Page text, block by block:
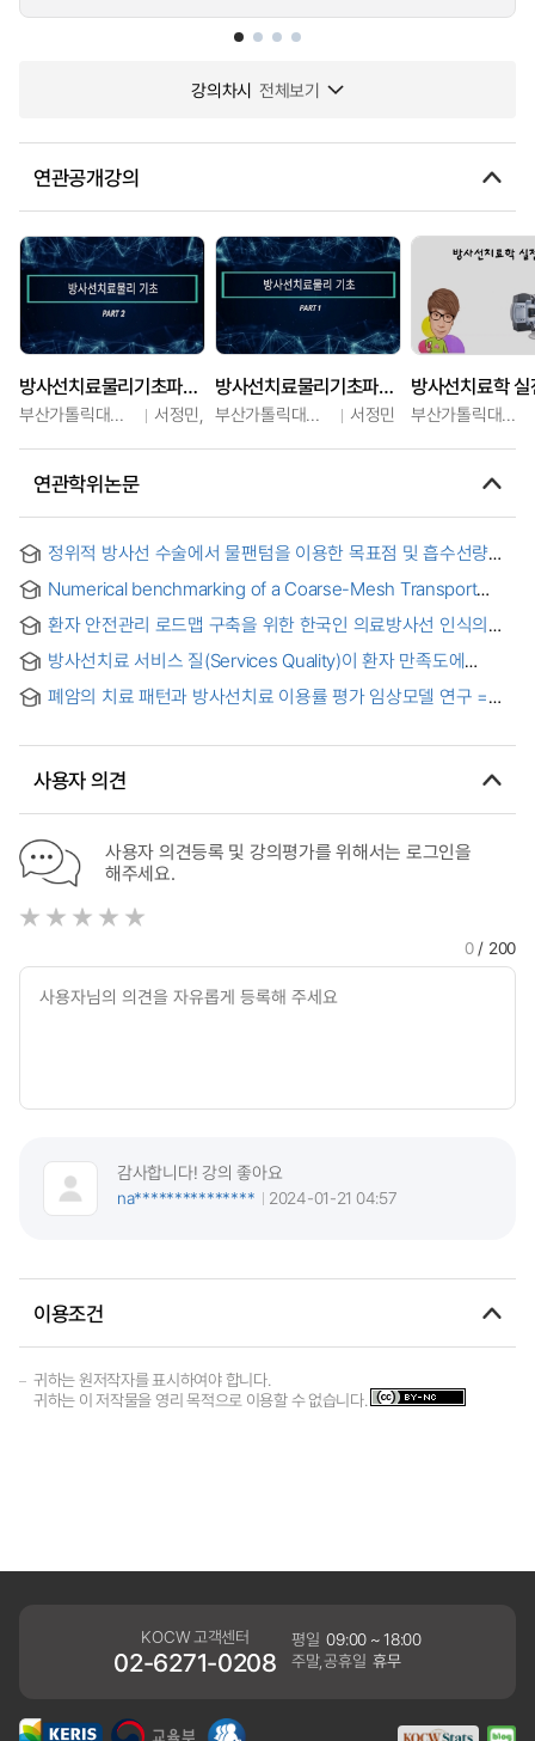
강의차시 전체보기
연관공개강의
방사선치료물리기초파트2
부산가톨릭대학교 서정민,
방사선치료물리기초파트1
부산가톨릭대학교 서정민
방사선치료학
부산가톨릭대학교
연관학위논문
정위적 방사선 수술에서 물팬텀을 이용한 목표점 및 흡수선량
Dose Delivery Verification using water Phantom in
Stereotactic Radiosurgery
Numerical benchmarking of a Coarse-Mesh Transport
환자 안전관리 로드맵 구축을 위한 한국인 의료방사선 인식의
Korean Awareness of Medical Radiation to Establish
Roadmap for Patient Safety Management
방사선치료 서비스 질(Services Quality)이 환자 만족도에
Study of the relationship between Radiotherapy Service
Hospital
폐암의 치료 패턴과 방사선치료 이용률 평가 임상모델 연구 =
사용자 의견
사용자 의견등록 및 강의평가를 위해서는 로그인을
해주세요.
0/ 200
감사합니다! 강의 좋아요
na***************
2024-01-21 04:57
이용조건
귀하는 원저작자를 표시하여야 합니다.
귀하는 이 저작물을 영리 목적으로 이용할 수 없습니다.
KOCW 고객센터
02-6271-0208
평일 09:00 ~ 18:00
주말,공휴일 휴무